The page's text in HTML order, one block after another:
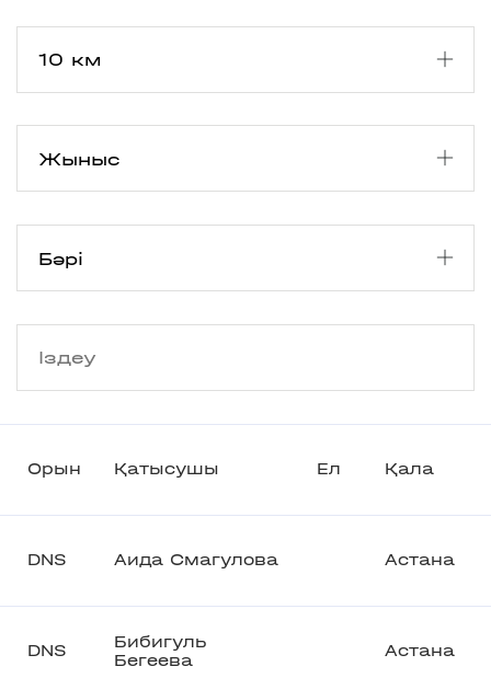
Орын Қатысушы Ел Қала
DNS Аида Смагулова Астана
DNS
Бибигуль
Бегеева
Астана